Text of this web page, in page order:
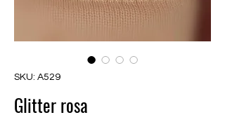
SKU: A529
Glitter rosa